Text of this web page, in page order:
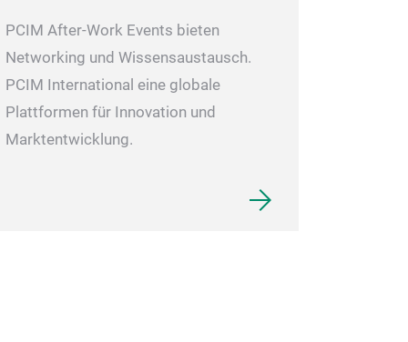
PCIM After-Work Events bieten
Networking und Wissensaustausch.
PCIM International eine globale
Plattformen für Innovation und
Marktentwicklung.